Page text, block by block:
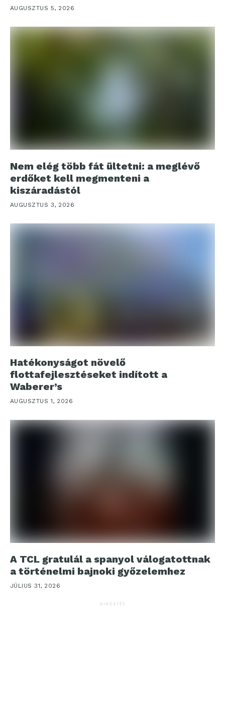
AUGUSZTUS 5, 2026
Nem elég több fát ültetni: a meglévő
erdőket kell megmenteni a
kiszáradástól
AUGUSZTUS 3, 2026
Hatékonyságot növelő
flottafejlesztéseket indított a
Waberer’s
AUGUSZTUS 1, 2026
A TCL gratulál a spanyol válogatottnak
a történelmi bajnoki győzelemhez
JÚLIUS 31, 2026
HIRDETÉS